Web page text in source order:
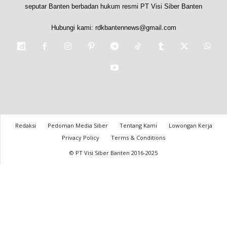
seputar Banten berbadan hukum resmi PT Visi Siber Banten
Hubungi kami: rdkbantennews@gmail.com
Redaksi Pedoman Media Siber Tentang Kami
Lowongan Kerja
Privacy Policy
Terms & Conditions
© PT Visi Siber Banten 2016-2025